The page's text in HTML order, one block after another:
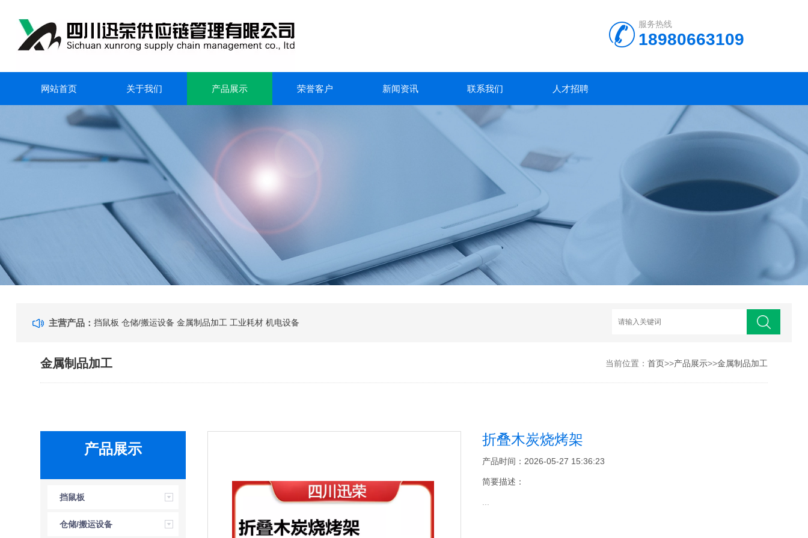
服务热线
18980663109
网站首页 关于我们 产品展示 荣誉客户 新闻资讯 联系我们 人才招聘
主营产品：挡鼠板 仓储/搬运设备 金属制品加工 工业耗材 机电设备
金属制品加工 当前位置： 首页>>产品展示>>金属制品加工
产品展示
挡鼠板
仓储/搬运设备
折叠木炭烧烤架
产品时间：2026-05-27 15:36:23
简要描述：